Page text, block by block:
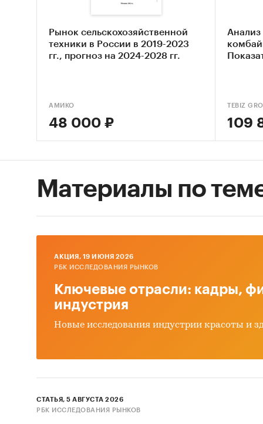
ФСГС
об
Рынок сельскохозяйственной
техники в России в 2019-2023
гг., прогноз на 2024-2028 гг.
АМИКО
48 000 ₽
Анализ
TEBIZ
109
Материалы по
AКЦИЯ, 19 ИЮНЯ 2026
РБК ИССЛЕДОВАНИЯ РЫНКОВ
Ключевые отрасли: кадры,
индустрия
Новые исследования индустрии красоты и
СТАТЬЯ, 5 АВГУСТА 2026
РБК ИССЛЕДОВАНИЯ РЫНКОВ